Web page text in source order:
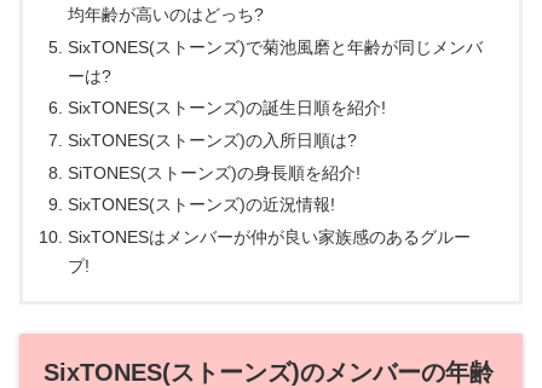
均年齢が高いのはどっち?
SixTONES(ストーンズ)で菊池風磨と年齢が同じメンバ
ーは?
SixTONES(ストーンズ)の誕生日順を紹介!
SixTONES(ストーンズ)の入所日順は?
SiTONES(ストーンズ)の身長順を紹介!
SixTONES(ストーンズ)の近況情報!
SixTONESはメンバーが仲が良い家族感のあるグルー
プ!
SixTONES(ストーンズ)のメンバーの年齢